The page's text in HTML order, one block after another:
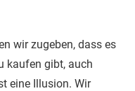
wir zugeben, dass es
kaufen gibt, auch
eine Illusion. Wir